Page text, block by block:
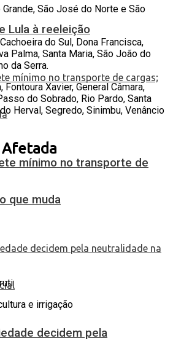
Lula à reeleição
mínimo no transporte de
que muda
decidem pela
São José do Norte e São
do Sul, Dona Francisca,
Palma, Santa Maria, São João do
da Serra.
Fontoura Xavier, General Câmara,
do Sobrado, Rio Pardo, Santa
Herval, Segredo, Sinimbu, Venâncio
e irrigação